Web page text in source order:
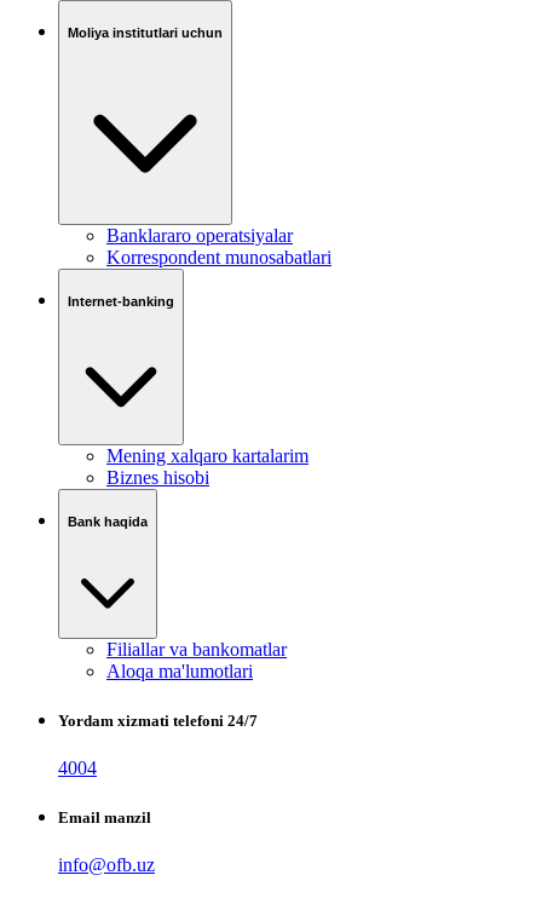
Moliya institutlari uchun
Banklararo operatsiyalar
Korrespondent munosabatlari
Internet-banking
Mening xalqaro kartalarim
Biznes hisobi
Bank haqida
Filiallar va bankomatlar
Aloqa ma'lumotlari
Yordam xizmati telefoni 24/7
4004
Email manzil
info@ofb.uz